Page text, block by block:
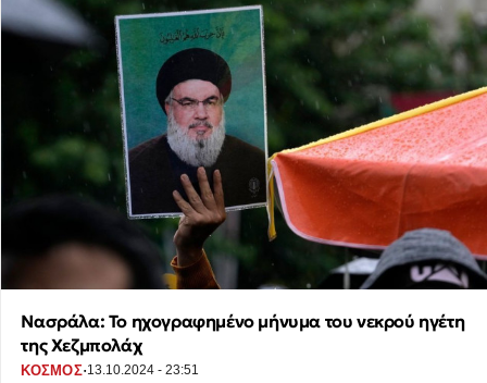
Νασράλα: Το ηχογραφημένο μήνυμα του νεκρού ηγέτη
της Χεζμπολάχ
ΚΟΣΜΟΣ·13.10.2024 - 23:51